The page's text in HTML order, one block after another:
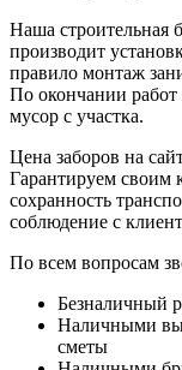
Наша строительная
производит
правило монтаж
По окончании
мусор с участка.
Цена заборов на
Гарантируем своим
сохранность
соблюдение с
По всем вопросам
Безналичный
Наличными
сметы